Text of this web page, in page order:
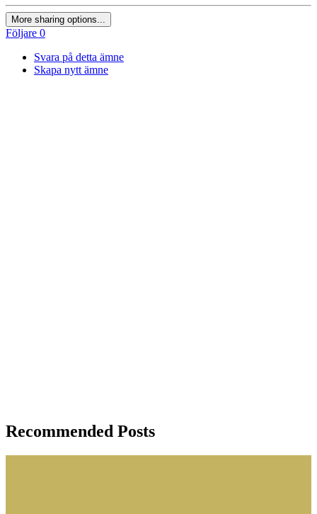
More sharing options...
Följare 0
Svara på detta ämne
Skapa nytt ämne
Recommended Posts